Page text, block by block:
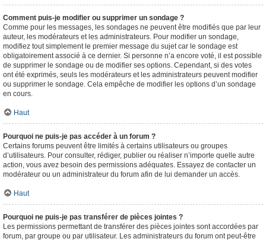
Comment puis-je modifier ou supprimer un sondage ?
Comme pour les messages, les sondages ne peuvent être modifiés que par leur
auteur, les modérateurs et les administrateurs. Pour modifier un sondage,
modifiez tout simplement le premier message du sujet car le sondage est
obligatoirement associé à ce dernier. Si personne n’a encore voté, il est possible
de supprimer le sondage ou de modifier ses options. Cependant, si des votes
ont été exprimés, seuls les modérateurs et les administrateurs peuvent modifier
ou supprimer le sondage. Cela empêche de modifier les options d’un sondage
en cours.
Haut
Pourquoi ne puis-je pas accéder à un forum ?
Certains forums peuvent être limités à certains utilisateurs ou groupes
d’utilisateurs. Pour consulter, rédiger, publier ou réaliser n’importe quelle autre
action, vous avez besoin des permissions adéquates. Essayez de contacter un
modérateur ou un administrateur du forum afin de lui demander un accès.
Haut
Pourquoi ne puis-je pas transférer de pièces jointes ?
Les permissions permettant de transférer des pièces jointes sont accordées par
forum, par groupe ou par utilisateur. Les administrateurs du forum ont peut-être